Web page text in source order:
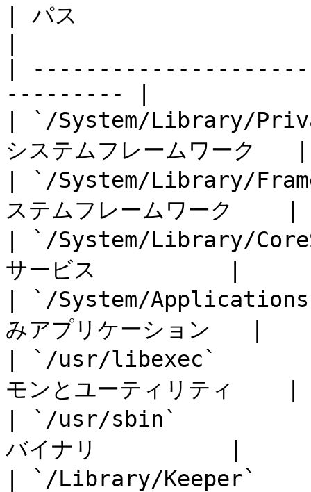
| パス
|
--------- |
| `/System/Library/
システムフレームワーク   |
| `/System/Library/
ステムフレームワーク    |
| `/System/Library/
サービス          |
| `/System/
みアプリケーション   |
| `/usr/libexec`
モンとユーティリティ    |
| `/usr/sbin`
バイナリ          |
| `/Library/Keeper`